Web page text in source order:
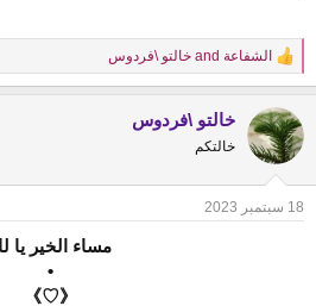
《♡》
أين صاحبة الأنامل
وأحاسيس كلها دفء
ياغالية
[ .. أهلاً بصباحكَ
R
e
c
t
i
s
الشفاعة خالتو \فردوس
خالتو \فردوس
خالتكم
18 سبتمبر 2023
مساء الخير يا
•
《♡》